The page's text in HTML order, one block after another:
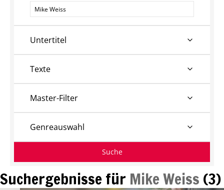
Suchergebnisse für Mike Weiss (3)
Personen
Untertitel
Texte
Master-Filter
Genreauswahl
Suche